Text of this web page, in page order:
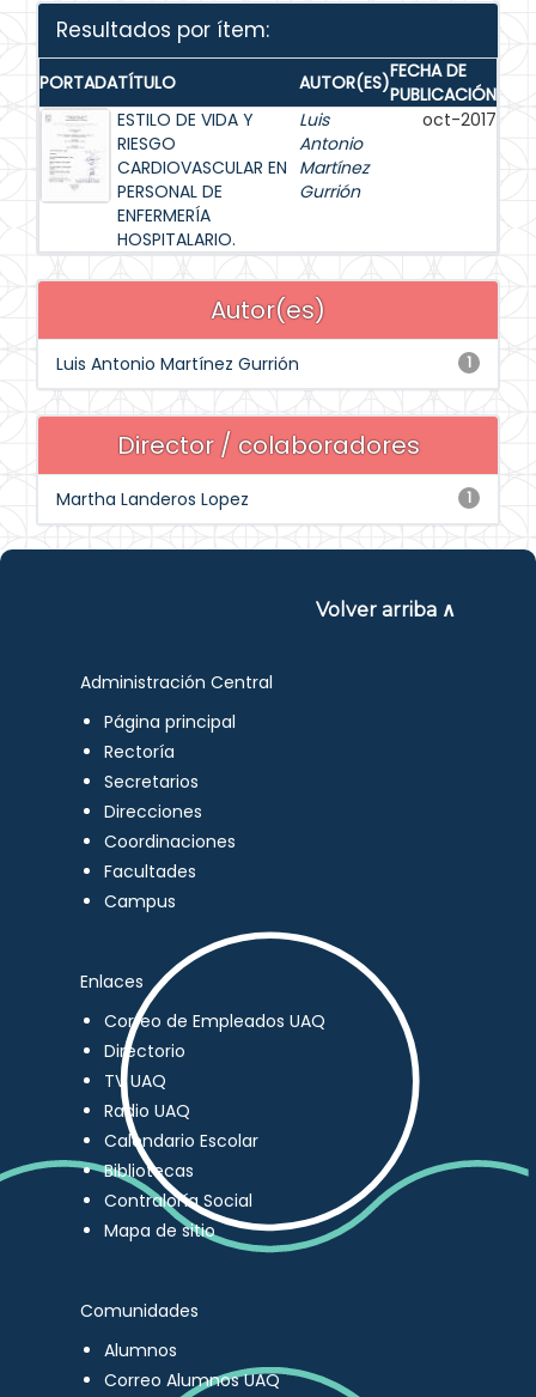
Resultados por ítem:
PORTADATÍTULO AUTOR(ES)FECHA DE
PUBLICACIÓN
ESTILO DE VIDA Y
RIESGO
CARDIOVASCULAR EN
PERSONAL DE
ENFERMERÍA
HOSPITALARIO.
Luis
Antonio
Martínez
Gurrión
oct-2017
Autor(es)
1
Luis Antonio Martínez Gurrión
Director / colaboradores
1
Martha Landeros Lopez
Volver arriba ∧
Administración Central
Página principal
Rectoría
Secretarios
Direcciones
Coordinaciones
Facultades
Campus
Enlaces
Correo de Empleados UAQ
Directorio
TV UAQ
Radio UAQ
Calendario Escolar
Bibliotecas
Contraloría Social
Mapa de sitio
Comunidades
Alumnos
Correo Alumnos UAQ